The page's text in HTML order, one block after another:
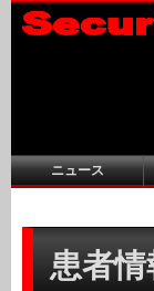
ニュース
患者